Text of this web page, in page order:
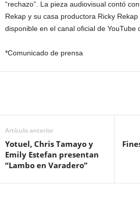
“rechazo”. La pieza audiovisual contó
Rekap y su casa productora Ricky
disponible en el canal oficial de YouTube
*Comunicado de prensa
Artículo anterior
Yotuel, Chris Tamayo y
Emily Estefan presentan
“Lambo en Varadero”